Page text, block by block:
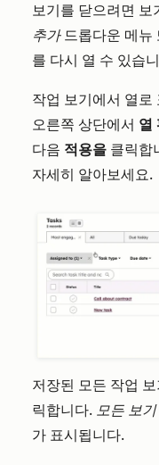
보기를 닫으려면 보
추가드롭다운 메뉴
를 다시 열 수 있습
작업 보기에서 열로
오른쪽 상단에서 열
다음 적용을 클릭합
자세히 알아보세요.
저장된 모든 작업
릭합니다. 모든 보기
가 표시됩니다.